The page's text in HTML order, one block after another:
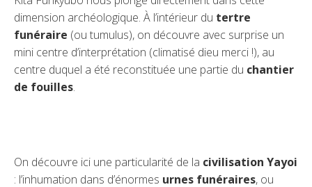
dimension archéologique. À l’intérieur du tertre
funéraire (ou tumulus), on découvre avec surprise un
mini centre d’interprétation (climatisé dieu merci !), au
centre duquel a été reconstituée une partie du chantier
de fouilles.
On découvre ici une particularité de la civilisation Yayoi
: l’inhumation dans d’énormes urnes funéraires, ou